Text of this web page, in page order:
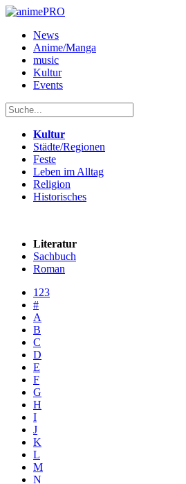
News
Anime/Manga
music
Kultur
Events
Kultur
Städte/Regionen
Feste
Leben im Alltag
Religion
Historisches
Literatur
Sachbuch
Roman
123
#
A
B
C
D
E
F
G
H
I
J
K
L
M
N